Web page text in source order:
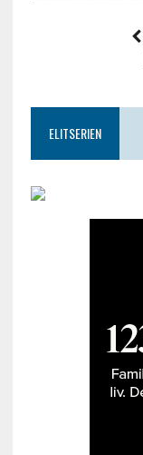
ELITSERIEN